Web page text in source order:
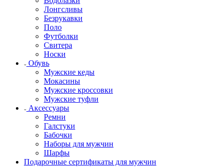
Лонгсливы
Безрукавки
Поло
Футболки
Свитера
Носки
Обувь
Мужские кеды
Мокасины
Мужские кроссовки
Мужские туфли
Аксессуары
Ремни
Галстуки
Бабочки
Наборы для мужчин
Шарфы
Подарочные сертификаты для мужчин